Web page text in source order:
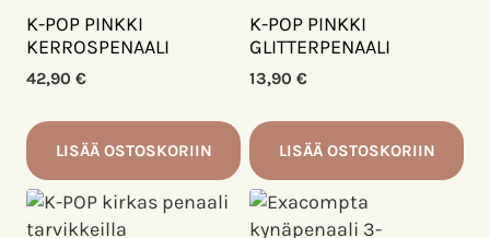
K-POP PINKKI
KERROSPENAALI
42,90 €
LISÄÄ OSTOSKORIIN
K-POP PINKKI
GLITTERPENAALI
13,90 €
LISÄÄ OSTOSKORIIN